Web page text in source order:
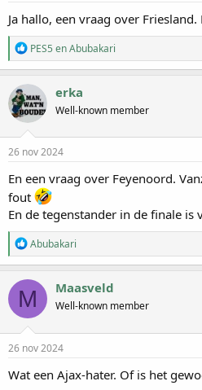
e
:
Ja hallo, een vraag over
W
a
a
r
d
e
r
i
n
e
:
PES5 enAbubakari
erka
Well-known member
26 nov 2024
En een vraag over Feyenoord.
fout
En de tegenstander in de finale is
W
a
a
r
d
e
r
i
n
e
Abubakari
M Maasveld
Well-known member
26 nov 2024
Wat een Ajax-hater. Of is het